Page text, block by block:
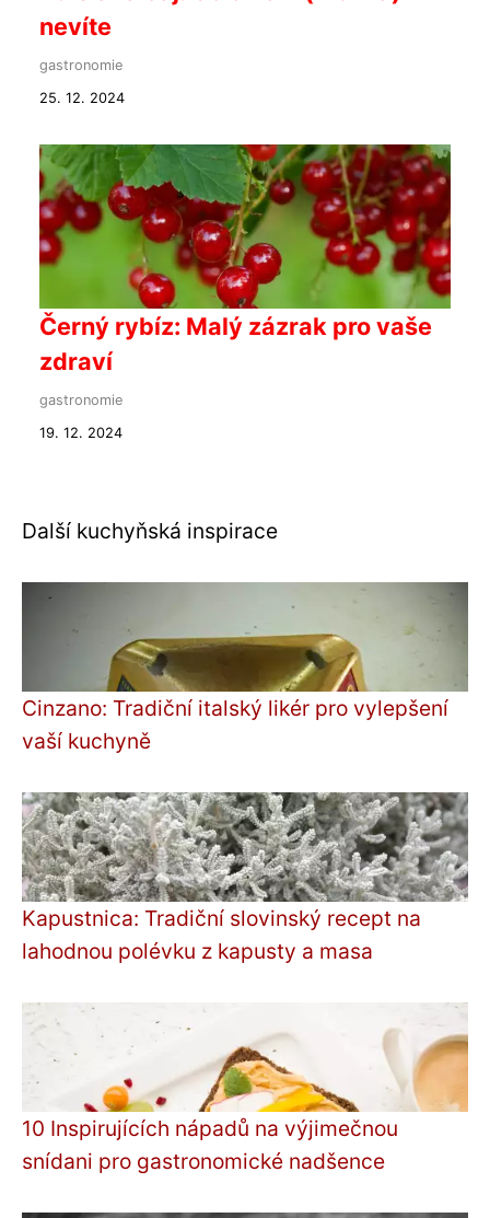
nevíte
gastronomie
25. 12. 2024
Černý rybíz: Malý zázrak pro vaše
zdraví
gastronomie
19. 12. 2024
Další kuchyňská inspirace
Cinzano: Tradiční italský likér pro vylepšení
vaší kuchyně
Kapustnica: Tradiční slovinský recept na
lahodnou polévku z kapusty a masa
10 Inspirujících nápadů na výjimečnou
snídani pro gastronomické nadšence